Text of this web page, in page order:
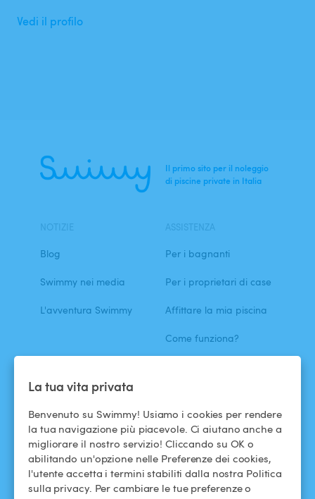
La tua vita privata
Benvenuto su Swimmy! Usiamo i cookies per rendere
la tua navigazione più piacevole. Ci aiutano anche a
migliorare il nostro servizio! Cliccando su OK o
abilitando un'opzione nelle Preferenze dei cookies,
l'utente accetta i termini stabiliti dalla nostra Politica
sulla privacy. Per cambiare le tue preferenze o
Vedi il profilo
Il primo sito per il noleggio
di piscine private in Italia
Blog
Swimmy nei media
L'avventura Swimmy
Per i bagnanti
Per i proprietari di case
Affittare la mia piscina
Come funziona?
ASSISTENZA
Termini e condizioni
d'uso
Politica di
confidenzialità
Instagram